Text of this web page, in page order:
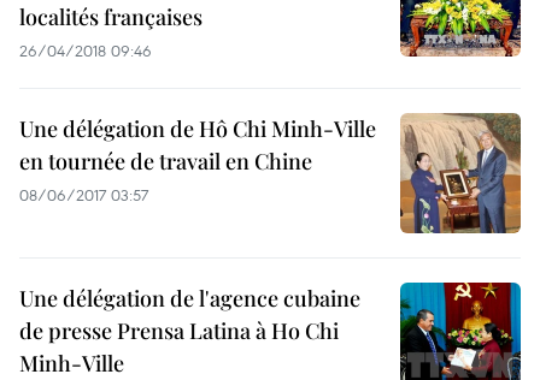
localités françaises
26/04/2018 09:46
Une délégation de Hô Chi Minh-Ville
en tournée de travail en Chine
08/06/2017 03:57
Une délégation de l'agence cubaine
de presse Prensa Latina à Ho Chi
Minh-Ville